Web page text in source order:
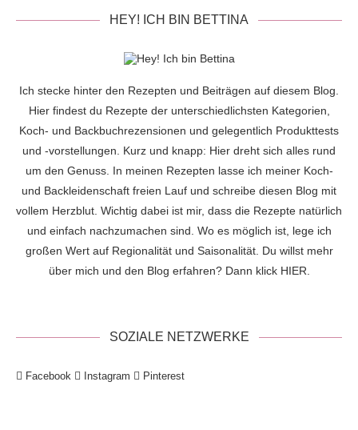
HEY! ICH BIN BETTINA
Ich stecke hinter den Rezepten und Beiträgen auf diesem Blog.
Hier findest du Rezepte der unterschiedlichsten Kategorien,
Koch- und Backbuchrezensionen und gelegentlich Produkttests
und -vorstellungen. Kurz und knapp: Hier dreht sich alles rund
um den Genuss. In meinen Rezepten lasse ich meiner Koch-
und Backleidenschaft freien Lauf und schreibe diesen Blog mit
vollem Herzblut. Wichtig dabei ist mir, dass die Rezepte natürlich
und einfach nachzumachen sind. Wo es möglich ist, lege ich
großen Wert auf Regionalität und Saisonalität. Du willst mehr
über mich und den Blog erfahren? Dann klick HIER
SOZIALE NETZWERKE
Facebook Instagram Pinterest